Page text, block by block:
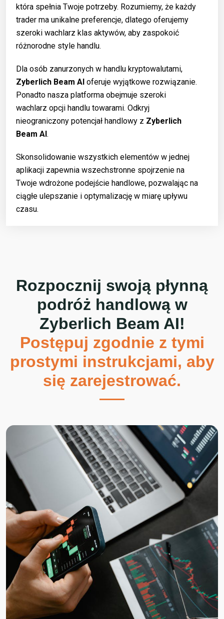
która spełnia Twoje potrzeby. Rozumiemy, że każdy
trader ma unikalne preferencje, dlatego oferujemy
szeroki wachlarz klas aktywów, aby zaspokoić
różnorodne style handlu.
Dla osób zanurzonych w handlu kryptowalutami,
Zyberlich Beam AI oferuje wyjątkowe rozwiązanie.
Ponadto nasza platforma obejmuje szeroki
wachlarz opcji handlu towarami. Odkryj
nieograniczony potencjał handlowy z Zyberlich
Beam AI.
Skonsolidowanie wszystkich elementów w jednej
aplikacji zapewnia wszechstronne spojrzenie na
Twoje wdrożone podejście handlowe, pozwalając na
ciągłe ulepszanie i optymalizację w miarę upływu
czasu.
Rozpocznij swoją płynną
podróż handlową w
Zyberlich Beam AI!
Postępuj zgodnie z tymi
prostymi instrukcjami, aby
się zarejestrować.